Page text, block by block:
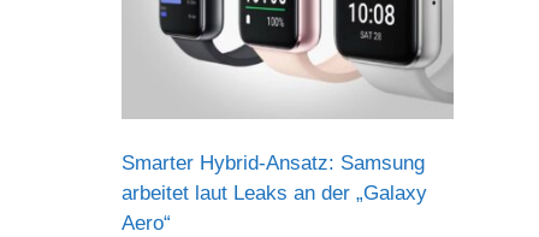
Smarter Hybrid-Ansatz: Samsung
arbeitet laut Leaks an der „Galaxy
Aero“